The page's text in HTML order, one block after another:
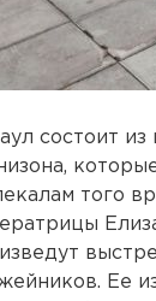
состоит
того
Ее